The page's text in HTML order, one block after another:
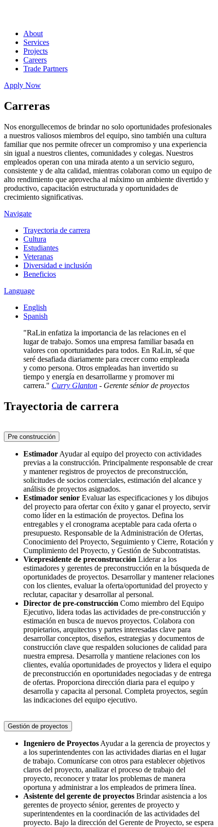
About
Services
Projects
Careers
Trade Partners
Apply Now
Carreras
Nos enorgullecemos de brindar no solo oportunidades profesionales
a nuestros valiosos miembros del equipo, sino también una cultura
familiar que nos permite ofrecer un compromiso y una experiencia
sin igual a nuestros clientes, comunidades y colegas. Nuestros
empleados operan con una mirada atento a un servicio seguro,
consistente y de alta calidad, mientras colaboran como un equipo de
alto rendimiento que aprovecha al máximo un ambiente divertido y
productivo, capacitación estructurada y oportunidades de
crecimiento significativas.
Navigate
Trayectoria de carrera
Cultura
Estudiantes
Veteranas
Diversidad e inclusión
Beneficios
Language
English
Spanish
RaLin enfatiza la importancia de las relaciones en el
lugar de trabajo. Somos una empresa familiar basada en
valores con oportunidades para todos. En RaLin, sé que
seré desafiada diariamente para crecer como empleada
y como persona. Otros empleadas han invertido su
tiempo y energía en desarrollarme y promover mi
carrera.
Curry Glanton - Gerente sénior de proyectos
Trayectoria de carrera
Pre construcción
Estimador Ayudar al equipo del proyecto con actividades
previas a la construcción. Principalmente responsable de crear
y mantener registros de proyectos de preconstrucción,
solicitudes de socios comerciales, estimación del alcance y
análisis de proyectos asignados.
Estimador senior Evaluar las especificaciones y los dibujos
del proyecto para ofertar con éxito y ganar el proyecto, servir
como líder en la estimación de proyectos. Defina los
entregables y el cronograma aceptable para cada oferta o
presupuesto. Responsable de la Administración de Ofertas,
Conocimiento del Proyecto, Seguimiento y Cierre, Rotación y
Cumplimiento del Proyecto, y Gestión de Subcontratistas.
Vicepresidente de preconstrucción Liderar a los
estimadores y gerentes de preconstrucción en la búsqueda de
oportunidades de proyectos. Desarrollar y mantener relaciones
con los clientes, evaluar la oferta/oportunidad del proyecto y
reclutar, capacitar y desarrollar al personal.
Director de pre-construcción Como miembro del Equipo
Ejecutivo, lidera todas las actividades de pre-construcción y
estimación en busca de nuevos proyectos. Colabora con
propietarios, arquitectos y partes interesadas clave para
desarrollar conceptos, diseños, estrategias y documentos de
construcción clave que respalden soluciones de calidad para
nuestra empresa. Desarrolla y mantiene relaciones con los
clientes, evalúa oportunidades de proyectos y lidera el equipo
de preconstrucción en oportunidades negociadas y de entrega
de ofertas. Proporciona dirección diaria para el equipo y
desarrolla y capacita al personal. Completa proyectos, según
las indicaciones del equipo ejecutivo.
Gestión de proyectos
Ingeniero de Proyectos Ayudar a la gerencia de proyectos y
a los superintendentes con las actividades diarias en el lugar
de trabajo. Comunícarse con otros para establecer objetivos
claros del proyecto, analizar el proceso de trabajo del
proyecto, reconocer y tratar los problemas de manera
oportuna y administrar a los empleados de primera línea.
Asistente del gerente de proyectos Brindar asistencia a los
gerentes de proyecto sénior, gerentes de proyecto y
superintendentes en la coordinación de las actividades del
proyecto. Bajo la dirección del Gerente de Proyecto, se espera